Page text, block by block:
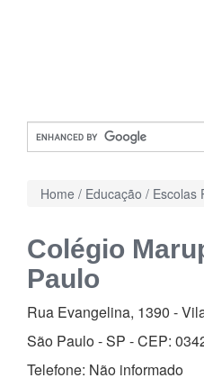
Home / Educação / Escolas
Colégio
Paulo
Rua Evangelina, 1390 -
São Paulo - SP - CEP:
Telefone: Não informado